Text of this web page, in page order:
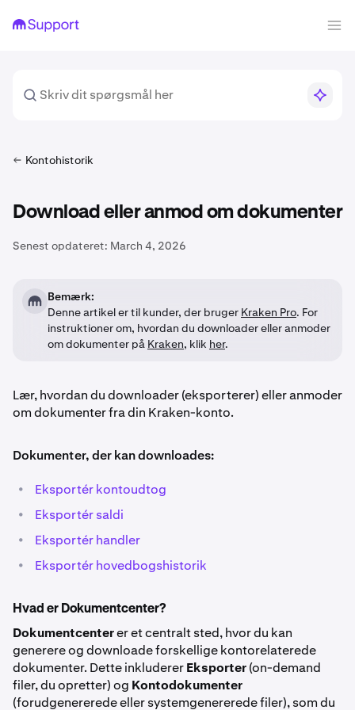
Kontohistorik
Download eller anmod om dokumenter
Senest opdateret: March 4, 2026
Bemærk:
Denne artikel er til kunder, der bruger Kraken Pro. For
instruktioner om, hvordan du downloader eller anmoder
om dokumenter på Kraken, klik her.
Lær, hvordan du downloader (eksporterer) eller anmoder
om dokumenter fra din Kraken-konto.
Dokumenter, der kan downloades:
• Eksportér kontoudtog
• Eksportér saldi
• Eksportér handler
• Eksportér hovedbogshistorik
Hvad er Dokumentcenter?
Dokumentcenterer et centralt sted, hvor du kan
generere og downloade forskellige kontorelaterede
dokumenter. Dette inkludererEksporter(on-demand
filer, du opretter) og Kontodokumenter
(forudgenererede eller systemgenererede filer), som du